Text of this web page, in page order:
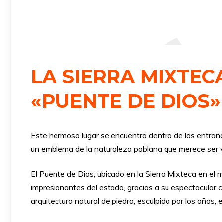
LA SIERRA
«PUENTE DE DIOS»
Este hermoso lugar se encuentra dentro de las
un emblema de la naturaleza poblana que merece
El Puente de Dios, ubicado en la Sierra Mixteca en
impresionantes del estado, gracias a su
arquitectura natural de piedra, esculpida por los